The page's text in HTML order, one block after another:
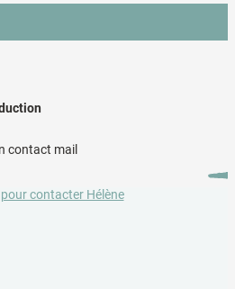
contact mail
contacter Hélène